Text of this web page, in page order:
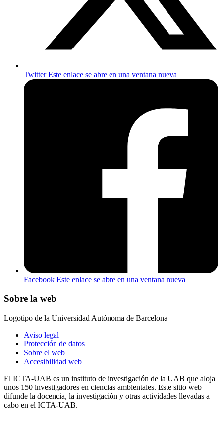
TwitterEste enlace se abre en una ventana nueva
Facebook Este enlace se abre en una ventana nueva
Sobre la web
Logotipo de la Universidad Autónoma de Barcelona
Aviso legal
Protección de datos
Sobre el web
Accesibilidad web
El ICTA-UAB es un instituto de investigación de la UAB que aloja
unos 150 investigadores en ciencias ambientales. Este sitio web
difunde la docencia, la investigación y otras actividades llevadas a
cabo en el ICTA-UAB.